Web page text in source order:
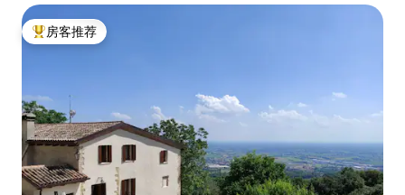
热门「房客推荐」
房客推荐